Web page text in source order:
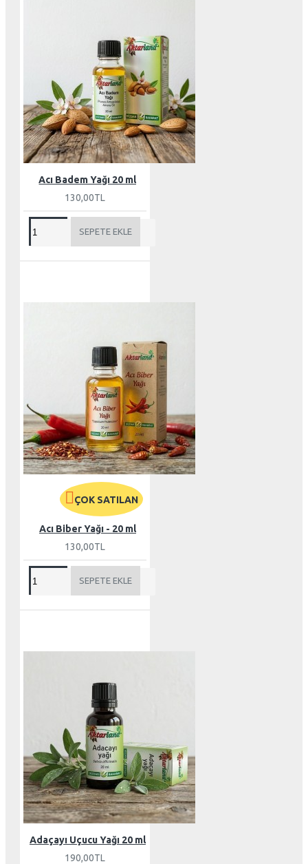
Acı Badem Yağı 20 ml
130,00TL
SEPETE EKLE
ÇOK SATILAN
Acı Biber Yağı - 20 ml
130,00TL
SEPETE EKLE
Adaçayı Uçucu Yağı 20 ml
190,00TL